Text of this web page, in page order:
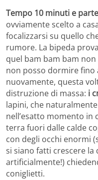
Tempo 10 minuti e
ovviamente scelto a
focalizzarsi su quello
rumore. La bipeda
quel bam bam bam
non posso dormire fino
nuovamente, questa
distruzione di massa: i
lapini, che
nell’esatto momento in
terra fuori dalle calde
con degli occhi enormi
si siano fatti crescere
artificialmente!)
coniglietti.